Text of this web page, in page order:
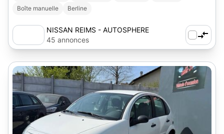
Boîte manuelle Berline
NISSAN REIMS - AUTOSPHERE
45 annonces